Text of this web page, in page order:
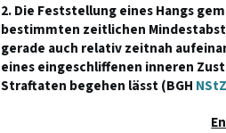
2. Die Feststellung eines Hangs
bestimmten zeitlichen
gerade auch relativ zeitnah
eines eingeschliffenen inneren
Straftaten begehen lässt (BGH